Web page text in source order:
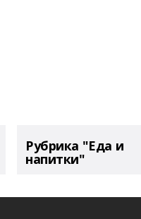
Рубрика "Еда и
напитки"